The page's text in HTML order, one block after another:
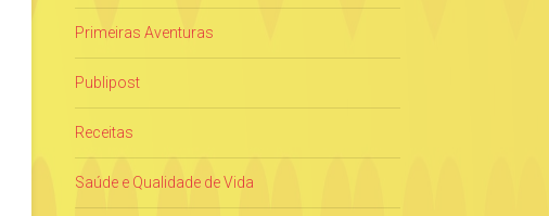
Primeiras Aventuras
Publipost
Receitas
Saúde e Qualidade de Vida